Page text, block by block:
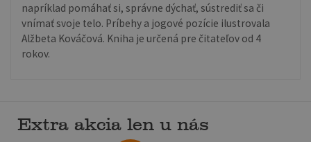
napríklad pomáhať si, správne dýchať, sústrediť sa či
vnímať svoje telo. Príbehy a jogové pozície ilustrovala
Alžbeta Kováčová. Kniha je určená pre čitateľov od 4
rokov.
Extra akcia len u nás